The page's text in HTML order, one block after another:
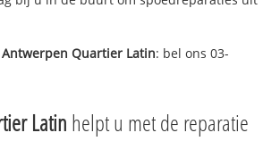
Antwerpen Quartier Latin: bel ons 03-
Latin helpt u met de reparatie